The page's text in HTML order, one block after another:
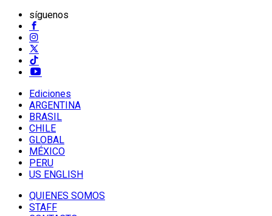
síguenos
Ediciones
ARGENTINA
BRASIL
CHILE
GLOBAL
MÉXICO
PERU
US ENGLISH
QUIENES SOMOS
STAFF